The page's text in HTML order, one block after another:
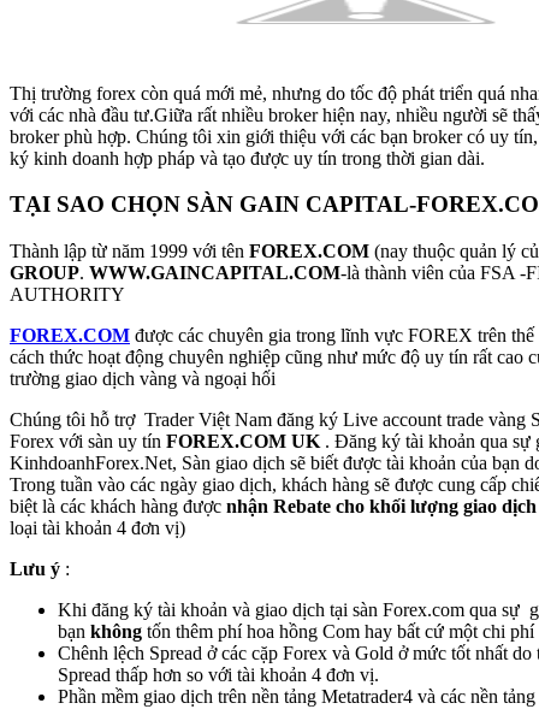
Thị trường forex còn quá mới mẻ, nhưng do tốc độ phát triển quá
với các nhà đầu tư.Giữa rất nhiều broker hiện nay, nhiều người sẽ
broker phù hợp. Chúng tôi xin giới thiệu với các bạn broker có uy
ký kinh doanh hợp pháp và tạo được uy tín trong thời gian dài.
TẠI SAO CHỌN SÀN GAIN CAPITAL-
Thành lập từ năm 1999 với tên FOREX.COM (nay thuộc quản lý
GROUP. WWW.GAINCAPITAL.COM-là thành viên của FSA
AUTHORITY
FOREX.COM được các chuyên gia trong lĩnh vực FOREX trên thế
cách thức hoạt động chuyên nghiệp cũng như mức độ uy tín rất cao
trường giao dịch vàng và ngoại hối
Chúng tôi hỗ trợ Trader Việt Nam đăng ký Live account trade vàng
Forex với sàn uy tín FOREX.COM UK . Đăng ký tài khoản qua sự
KinhdoanhForex.Net, Sàn giao dịch sẽ biết được tài khoản của bạn
Trong tuần vào các ngày giao dịch, khách hàng sẽ được cung cấp
biệt là các khách hàng được nhận Rebate cho khối lượng giao
loại tài khoản 4 đơn vị)
Lưu ý :
Khi đăng ký tài khoản và giao dịch tại sàn Forex.com qua sự
bạn không tốn thêm phí hoa hồng Com hay bất cứ một chi phí
Chênh lệch Spread ở các cặp Forex và Gold ở mức tốt nhất
Spread thấp hơn so với tài khoản 4 đơn vị.
Phần mềm giao dịch trên nền tảng Metatrader4 và các nền